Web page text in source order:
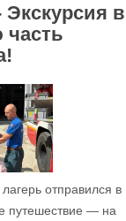
Экскурсия в
отправился в
путешествие — на